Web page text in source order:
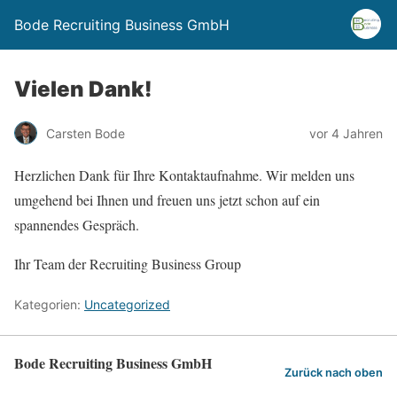
Bode Recruiting Business GmbH
Vielen Dank!
Carsten Bode vor 4 Jahren
Herzlichen Dank für Ihre Kontaktaufnahme. Wir melden uns
umgehend bei Ihnen und freuen uns jetzt schon auf ein
spannendes Gespräch.
Ihr Team der Recruiting Business Group
Kategorien: Uncategorized
Bode Recruiting Business GmbH Zurück nach oben